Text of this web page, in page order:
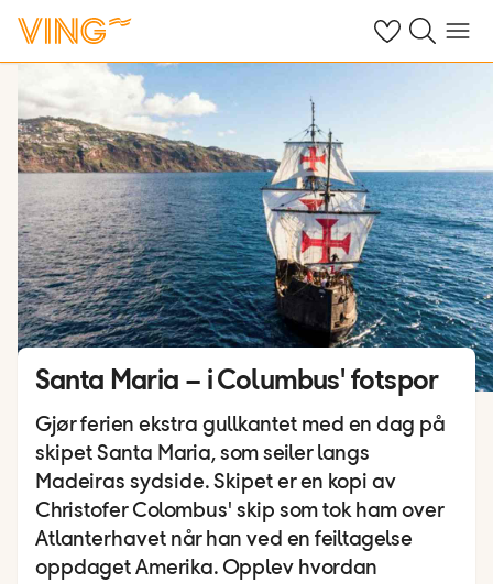
Se dine sparte
Søk påMeny
Santa Maria – i Columbus' fotspor
Gjør ferien ekstra gullkantet med en dag på
skipet Santa Maria, som seiler langs
Madeiras sydside. Skipet er en kopi av
Christofer Colombus' skip som tok ham over
Atlanterhavet når han ved en feiltagelse
oppdaget Amerika. Opplev hvordan